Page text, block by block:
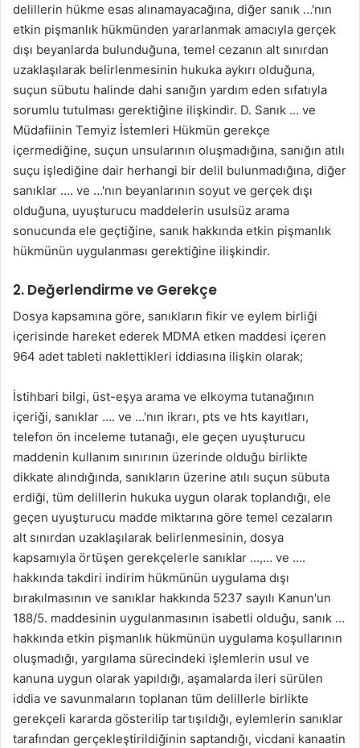
delillerin hükme esas alınamayacağına, diğer sanık …'nın
etkin pişmanlık hükmünden yararlanmak amacıyla gerçek
dışı beyanlarda bulunduğuna, temel cezanın alt sınırdan
uzaklaşılarak belirlenmesinin hukuka aykırı olduğuna,
suçun sübutu halinde dahi sanığın yardım eden sıfatıyla
sorumlu tutulması gerektiğine ilişkindir. D. Sanık … ve
Müdafiinin Temyiz İstemleri Hükmün gerekçe
içermediğine, suçun unsularının oluşmadığına, sanığın atılı
suçu işlediğine dair herhangi bir delil bulunmadığına, diğer
sanıklar …. ve …'nın beyanlarının soyut ve gerçek dışı
olduğuna, uyuşturucu maddelerin usulsüz arama
sonucunda ele geçtiğine, sanık hakkında etkin pişmanlık
hükmünün uygulanması gerektiğine ilişkindir.
2. Değerlendirme ve Gerekçe
Dosya kapsamına göre, sanıkların fikir ve eylem birliği
içerisinde hareket ederek MDMA etken maddesi içeren
964 adet tableti naklettikleri iddiasına ilişkin olarak;
İstihbari bilgi, üst-eşya arama ve elkoyma tutanağının
içeriği, sanıklar …. ve …'nın ikrarı, pts ve hts kayıtları,
telefon ön inceleme tutanağı, ele geçen uyuşturucu
maddenin kullanım sınırının üzerinde olduğu birlikte
dikkate alındığında, sanıkların üzerine atılı suçun sübuta
erdiği, tüm delillerin hukuka uygun olarak toplandığı, ele
geçen uyuşturucu madde miktarına göre temel cezaların
alt sınırdan uzaklaşılarak belirlenmesinin, dosya
kapsamıyla örtüşen gerekçelerle sanıklar …,… ve ….
hakkında takdiri indirim hükmünün uygulama dışı
bırakılmasının ve sanıklar hakkında 5237 sayılı Kanun'un
188/5. maddesinin uygulanmasının isabetli olduğu, sanık …
hakkında etkin pişmanlık hükmünün uygulama koşullarının
oluşmadığı, yargılama sürecindeki işlemlerin usul ve
kanuna uygun olarak yapıldığı, aşamalarda ileri sürülen
iddia ve savunmaların toplanan tüm delillerle birlikte
gerekçeli kararda gösterilip tartışıldığı, eylemlerin sanıklar
tarafından gerçekleştirildiğinin saptandığı, vicdani kanaatin